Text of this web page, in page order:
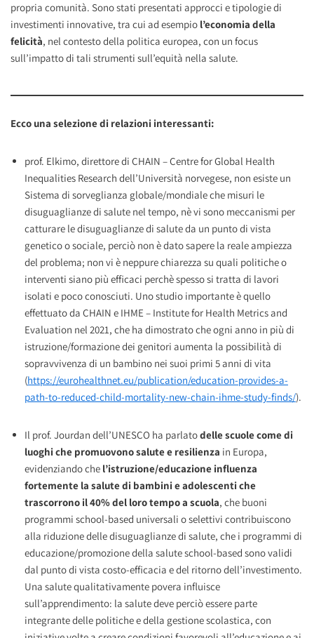
propria comunità. Sono stati presentati approcci e tipologie di
investimenti innovative, tra cui ad esempio l’economia della
felicità, nel contesto della politica europea, con un focus
sull’impatto di tali strumenti sull’equità nella salute.
Ecco una selezione di relazioni interessanti:
prof. Elkimo, direttore di CHAIN – Centre for Global Health
Inequalities Research dell’Università norvegese, non esiste un
Sistema di sorveglianza globale/mondiale che misuri le
disuguaglianze di salute nel tempo, nè vi sono meccanismi per
catturare le disuguaglianze di salute da un punto di vista
genetico o sociale, perciò non è dato sapere la reale ampiezza
del problema; non vi è neppure chiarezza su quali politiche o
interventi siano più efficaci perchè spesso si tratta di lavori
isolati e poco conosciuti. Uno studio importante è quello
effettuato da CHAIN e IHME – Institute for Health Metrics and
Evaluation nel 2021, che ha dimostrato che ogni anno in più di
istruzione/formazione dei genitori aumenta la possibilità di
sopravvivenza di un bambino nei suoi primi 5 anni di vita
(https://eurohealthnet.eu/publication/education-provides-a-
path-to-reduced-child-mortality-new-chain-ihme-study-finds/).
Il prof. Jourdan dell’UNESCO ha parlatodelle scuole come di
luoghi che promuovono salute e resilienza in Europa,
evidenziando che l’istruzione/educazione influenza
fortemente la salute di bambini e adolescenti che
trascorrono il 40% del loro tempo a scuola, che buoni
programmi school-based universali o selettivi contribuiscono
alla riduzione delle disuguaglianze di salute, che i programmi di
educazione/promozione della salute school-based sono validi
dal punto di vista costo-efficacia e del ritorno dell’investimento.
Una salute qualitativamente povera influisce
sull’apprendimento: la salute deve perciò essere parte
integrante delle politiche e della gestione scolastica, con